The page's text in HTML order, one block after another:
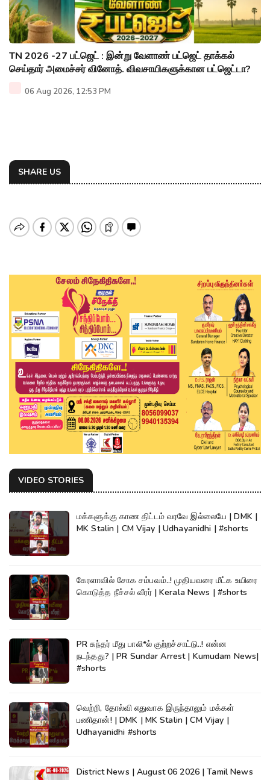
TN 2026 -27 பட்ஜெட் : இன்று வேளாண் பட்ஜெட் தாக்கல்
செய்தார் அமைச்சர் வினோத். விவசாயிகளுக்கான பட்ஜெட்டா?
06 Aug 2026, 12:53 PM
SHARE US
VIDEO STORIES
மக்களுக்கு காண திட்டம் வரவே இல்லையே | DMK |
MK Stalin | CM Vijay | Udhayanidhi | #shorts
கேரளாவில் சோக சம்பவம்..! முதியவரை மீட்க உயிரை
கொடுத்த நீச்சல் வீரர் | Kerala News | #shorts
PR சுந்தர் மீது பாலி*ல் குற்றச்சாட்டு..! என்ன
நடந்தது? | PR Sundar Arrest | Kumudam News|
#shorts
வெற்றி, தோல்வி எதுவாக இருந்தாலும் மக்கள்
பணிதான்! | DMK | MK Stalin | CM Vijay |
Udhayanidhi #shorts
District News | August 06 2026 | Tamil News